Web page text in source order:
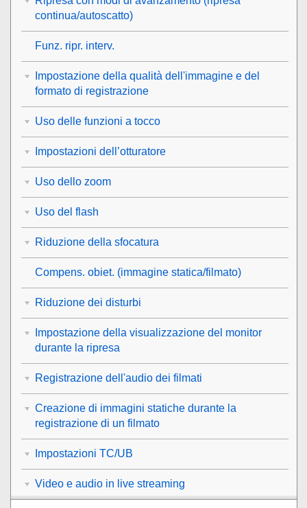
continua/autoscatto)
Funz. ripr. interv.
Impostazione della qualità dell'immagine e del
formato di registrazione
Uso delle funzioni a tocco
Impostazioni dell’otturatore
Uso dello zoom
Uso del flash
Riduzione della sfocatura
Compens. obiet. (immagine statica/filmato)
Riduzione dei disturbi
Impostazione della visualizzazione del monitor
durante la ripresa
Registrazione dell'audio dei filmati
Creazione di immagini statiche durante la
registrazione di un filmato
Impostazioni TC/UB
Video e audio in live streaming